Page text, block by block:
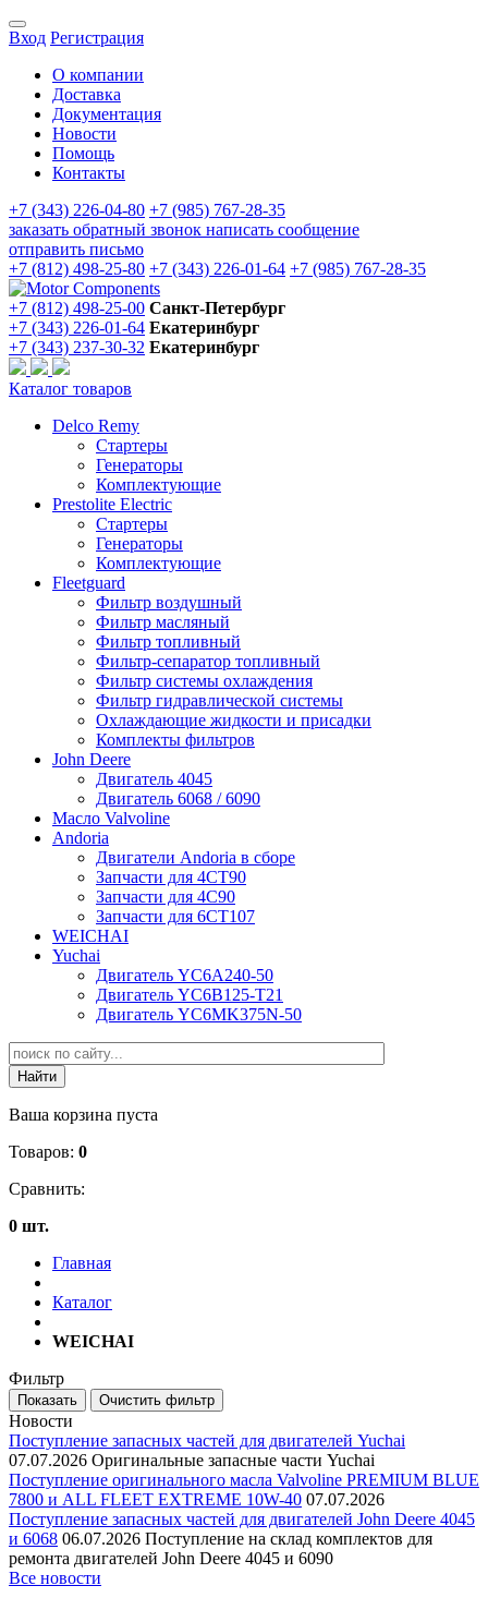
Вход Регистрация
О компании
Доставка
Документация
Новости
Помощь
Контакты
+7 (343) 226-04-80 +7 (985) 767-28-35
заказать обратный звонок написать сообщение
отправить письмо
+7 (812) 498-25-80 +7 (343) 226-01-64 +7 (985) 767-28-35
+7 (812) 498-25-00 Санкт-Петербург
+7 (343) 226-01-64 Екатеринбург
+7 (343) 237-30-32 Екатеринбург
Каталог товаров
Delco Remy
Стартеры
Генераторы
Комплектующие
Prestolite Electric
Стартеры
Генераторы
Комплектующие
Fleetguard
Фильтр воздушный
Фильтр масляный
Фильтр топливный
Фильтр-сепаратор топливный
Фильтр системы охлаждения
Фильтр гидравлической системы
Охлаждающие жидкости и присадки
Комплекты фильтров
John Deere
Двигатель 4045
Двигатель 6068 / 6090
Масло Valvoline
Andoria
Двигатели Andoria в сборе
Запчасти для 4CT90
Запчасти для 4С90
Запчасти для 6CT107
WEICHAI
Yuchai
Двигатель YC6A240-50
Двигатель YC6B125-T21
Двигатель YC6MK375N-50
Ваша корзина пуста
Товаров: 0
Сравнить:
0 шт.
Главная
Каталог
WEICHAI
Фильтр
Новости
Поступление запасных частей для двигателей Yuchai
07.07.2026 Оригинальные запасные части Yuchai
Поступление оригинального масла Valvoline PREMIUM BLUE
7800 и ALL FLEET EXTREME 10W-40 07.07.2026
Поступление запасных частей для двигателей John Deere 4045
и 6068 06.07.2026 Поступление на склад комплектов для
ремонта двигателей John Deere 4045 и 6090
Все новости